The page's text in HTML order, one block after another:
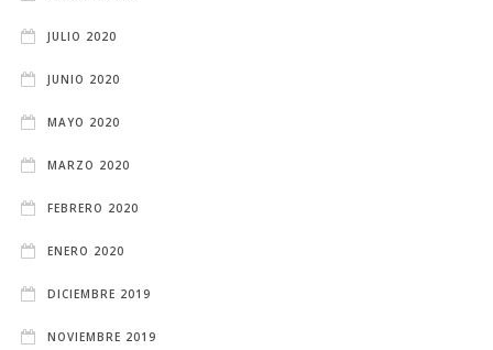
JULIO 2020
JUNIO 2020
MAYO 2020
MARZO 2020
FEBRERO 2020
ENERO 2020
DICIEMBRE 2019
NOVIEMBRE 2019